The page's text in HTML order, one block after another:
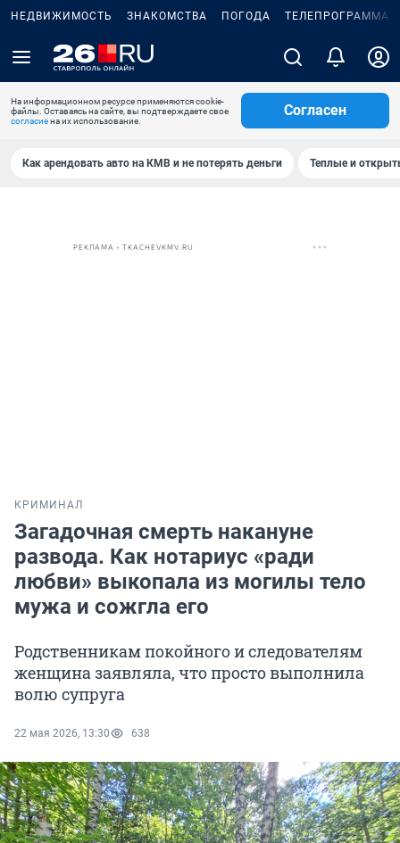
НЕДВИЖИМОСТЬ ЗНАКОМСТВА ПОГОДА ТЕЛЕПРОГРАММА
На информационном ресурсе применяются cookie-
файлы. Оставаясь на сайте, вы подтверждаете свое
согласиена их использование.
Согласен
Как арендовать авто на КМВ и не потерять деньги Теплые и
РЕКЛАМА • TKACHEVKMV.RU
КРИМИНАЛ
Загадочная смерть накануне
развода. Как нотариус «ради
любви» выкопала из могилы тело
мужа и сожгла его
Родственникам покойного и следователям
женщина заявляла, что просто выполнила
волю супруга
22 мая 2026, 13:30 638